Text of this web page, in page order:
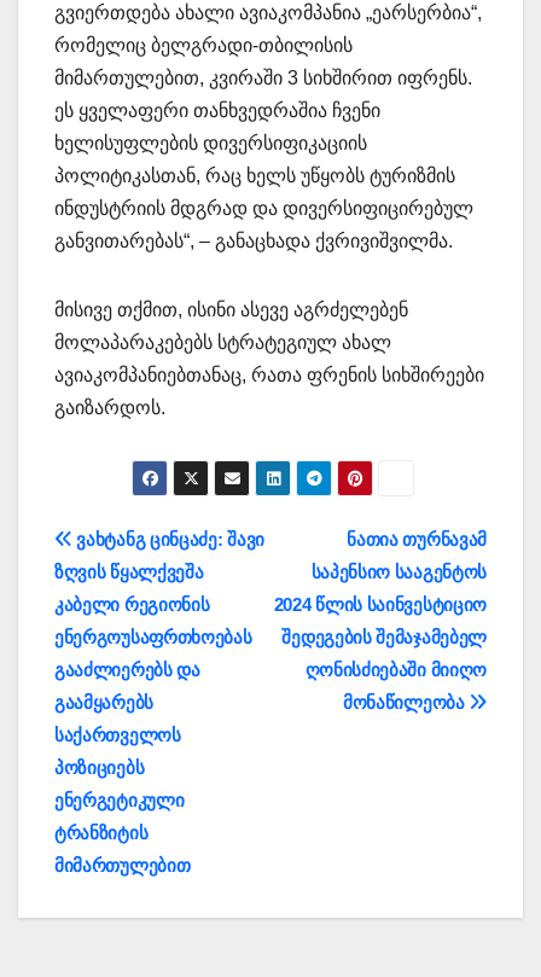
გვიერთდება ახალი ავიაკომპანია „ეარსერბია“,
რომელიც ბელგრადი-თბილისის
მიმართულებით, კვირაში 3 სიხშირით იფრენს.
ეს ყველაფერი თანხვედრაშია ჩვენი
ხელისუფლების დივერსიფიკაციის
პოლიტიკასთან, რაც ხელს უწყობს ტურიზმის
ინდუსტრიის მდგრად და დივერსიფიცირებულ
განვითარებას“, – განაცხადა ქვრივიშვილმა.
მისივე თქმით, ისინი ასევე აგრძელებენ
მოლაპარაკებებს სტრატეგიულ ახალ
ავიაკომპანიებთანაც, რათა ფრენის სიხშირეები
გაიზარდოს.
პოსტის
ნავიგაცია
ნათია თურნავამ
საპენსიო სააგენტოს
2024 წლის საინვესტიციო
შედეგების შემაჯამებელ
ღონისძიებაში მიიღო
მონაწილეობა
ვახტანგ ცინცაძე: შავი
ზღვის წყალქვეშა
კაბელი რეგიონის
ენერგოუსაფრთხოებას
გააძლიერებს და
გაამყარებს
საქართველოს
პოზიციებს
ენერგეტიკული
ტრანზიტის
მიმართულებით